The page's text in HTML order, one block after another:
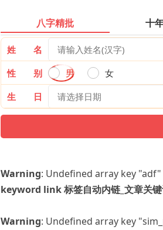
八字精批 十
姓 名
性 别
男
女
生 日
Warning: Undefined array key "adf"
keyword link 标签自动内链_文章关
Warning: Undefined array key